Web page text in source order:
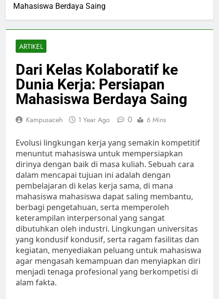
Mahasiswa Berdaya Saing
ARTIKEL
Dari Kelas Kolaboratif ke
Dunia Kerja: Persiapan
Mahasiswa Berdaya Saing
Kampusaceh 1 Year Ago 0 6 Mins
Evolusi lingkungan kerja yang semakin kompetitif
menuntut mahasiswa untuk mempersiapkan
dirinya dengan baik di masa kuliah. Sebuah cara
dalam mencapai tujuan ini adalah dengan
pembelajaran di kelas kerja sama, di mana
mahasiswa mahasiswa dapat saling membantu,
berbagi pengetahuan, serta memperoleh
keterampilan interpersonal yang sangat
dibutuhkan oleh industri. Lingkungan universitas
yang kondusif kondusif, serta ragam fasilitas dan
kegiatan, menyediakan peluang untuk mahasiswa
agar mengasah kemampuan dan menyiapkan diri
menjadi tenaga profesional yang berkompetisi di
alam fakta.